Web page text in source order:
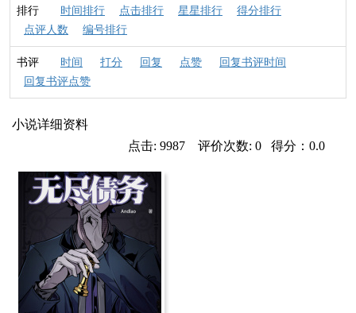
排行 时间排行 点击排行 星星排行
得分排行
点评人数
编号排行
书评 时间 打分 回复 点赞
回复书评时间
回复书评点赞
小说详细资料
点击: 9987 评价次数: 0 得分：0.0